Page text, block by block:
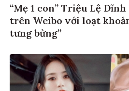
“Mẹ 1 con” Triệu Lệ
trên Weibo với loạt
tưng bừng”